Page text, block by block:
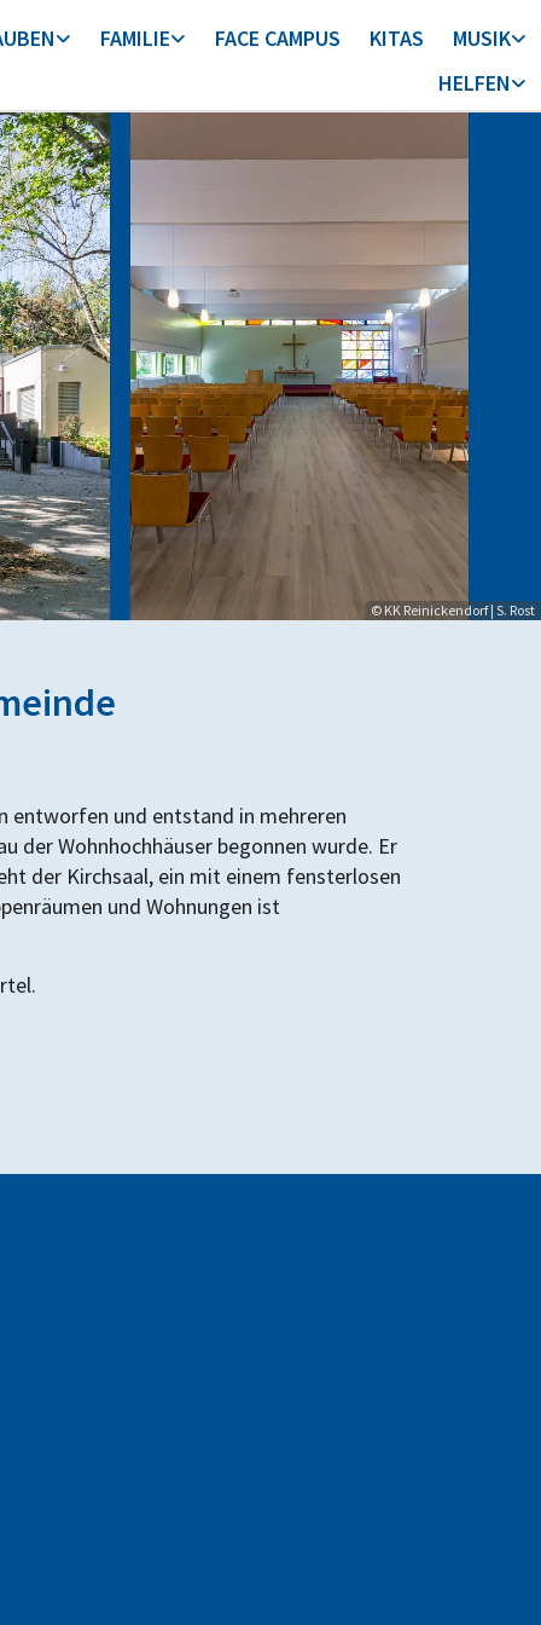
FAMILIE FACE CAMPUS KITAS
MUSIK
HELFEN
© KK Reinickendorf | S. Rost
entworfen und entstand in mehreren
der Wohnhochhäuser begonnen wurde. Er
der Kirchsaal, ein mit einem fensterlosen
und Wohnungen ist